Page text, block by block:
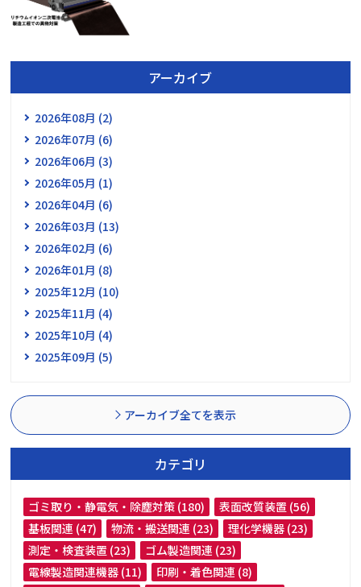
アーカイブ
2026年08月 (2)
2026年07月 (6)
2026年06月 (3)
2026年05月 (1)
2026年04月 (6)
2026年03月 (13)
2026年02月 (6)
2026年01月 (8)
2025年12月 (10)
2025年11月 (4)
2025年10月 (4)
2025年09月 (5)
アーカイブ全てを表示
カテゴリ
ゴミ取り・静電気・除塵対策 (180)
表面改質装置 (56)
基板関連 (47)
物流・搬送関連 (23)
理化学機器 (23)
測定・検査装置 (23)
ゴム製造関連 (23)
電線製造関連機器 (11)
印刷・着色関連 (8)